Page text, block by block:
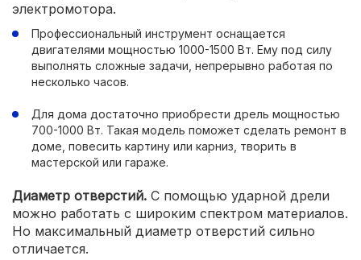
электромотора.
Профессиональный инструмент оснащается
двигателями мощностью 1000-1500 Вт. Ему под силу
выполнять сложные задачи, непрерывно работая по
несколько часов.
Для дома достаточно приобрести дрель мощностью
700-1000 Вт. Такая модель поможет сделать ремонт в
доме, повесить картину или карниз, творить в
мастерской или гараже.
Диаметр отверстий. С помощью ударной дрели
можно работать с широким спектром материалов.
Но максимальный диаметр отверстий сильно
отличается.